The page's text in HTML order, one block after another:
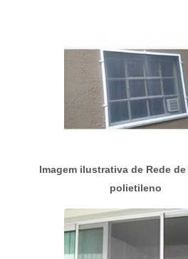
demonstrar competência e ex...
Imagem ilustrativa de Rede
polietileno